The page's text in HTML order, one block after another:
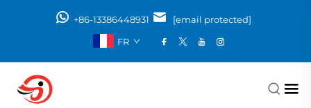
+86-13386448931
[email protected]
FR